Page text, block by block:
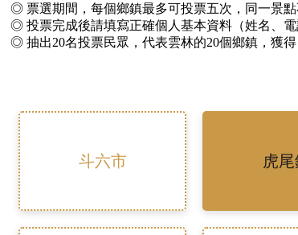
◎ 票選期間，每個鄉鎮最多可投票五次，同一景
◎ 投票完成後請填寫正確個人基本資料（姓名、電
◎ 抽出20名投票民眾，代表雲林的20個鄉鎮，獲得
斗六市 虎